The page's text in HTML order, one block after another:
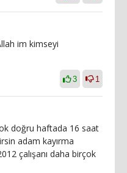
im kimseyi
3 1
doğru haftada 16 saat
adam kayırma
çalışanı daha birçok